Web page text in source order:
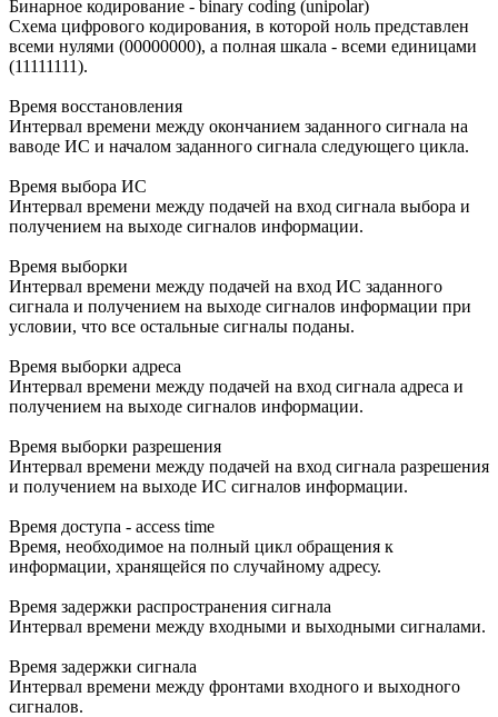
Бинарное кодирование - binary coding (unipolar)
Схема цифрового кодирования, в которой ноль представлен
всеми нулями (00000000), а полная шкала - всеми единицами
(11111111).
Время восстановления
Интервал времени между окончанием заданного сигнала на
ваводе ИС и началом заданного сигнала следующего цикла.
Время выбора ИС
Интервал времени между подачей на вход сигнала выбора и
получением на выходе сигналов информации.
Время выборки
Интервал времени между подачей на вход ИС заданного
сигнала и получением на выходе сигналов информации при
условии, что все остальные сигналы поданы.
Время выборки адреса
Интервал времени между подачей на вход сигнала адреса и
получением на выходе сигналов информации.
Время выборки разрешения
Интервал времени между подачей на вход сигнала разрешения
и получением на выходе ИС сигналов информации.
Время доступа - access time
Время, необходимое на полный цикл обращения к
информации, хранящейся по случайному адресу.
Время задержки распространения сигнала
Интервал времени между входными и выходными сигналами.
Время задержки сигнала
Интервал времени между фронтами входного и выходного
сигналов.